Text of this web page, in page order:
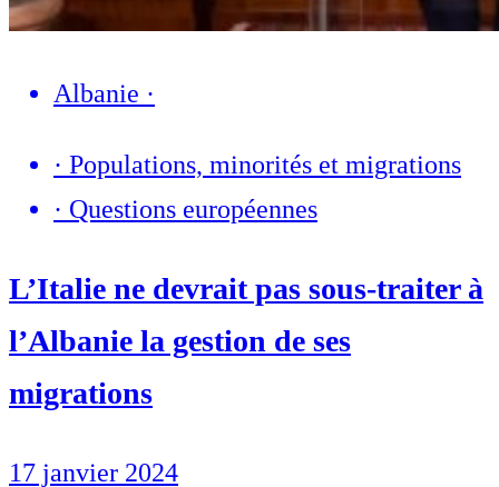
Albanie ·
· Populations, minorités et migrations
· Questions européennes
L’Italie ne devrait pas sous-traiter à
l’Albanie la gestion de ses
migrations
17 janvier 2024